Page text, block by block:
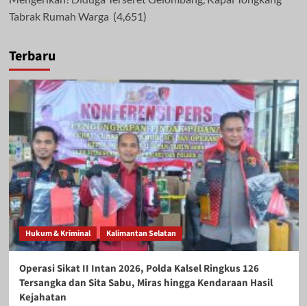
Tabrak Rumah Warga (4,651)
Terbaru
Hukum & Kriminal Kalimantan Selatan
Operasi Sikat II Intan 2026, Polda Kalsel Ringkus 126
Tersangka dan Sita Sabu, Miras hingga Kendaraan Hasil
Kejahatan